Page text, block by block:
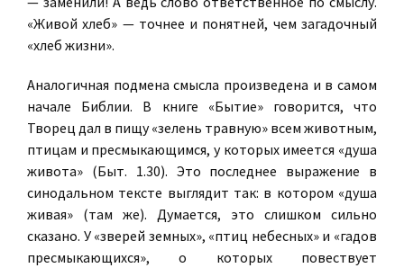
«Живой хлеб» — точнее и понятней, чем загадочный
«хлеб жизни».
Аналогичная подмена смысла произведена и в самом
начале Библии. В книге «Бытие» говорится, что
Творец дал в пищу «зелень травную» всем животным,
птицам и пресмыкающимся, у которых имеется «душа
живота» (Быт. 1.30). Это последнее выражение в
синодальном тексте выглядит так: в котором «душа
живая» (там же). Думается, это слишком сильно
сказано. У «зверей земных», «птиц небесных» и «гадов
пресмыкающихся», о которых повествует